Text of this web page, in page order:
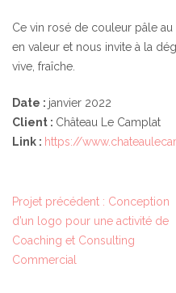
Ce vin rosé de couleur pâle
en valeur et nous invite à la
vive, fraîche.
Date : janvier 2022
Client : Château Le Camplat
Link : https://
N
A
V
Projet précédent : Conception
d’un logo pour une activité de
Coaching et Consulting
Commercial